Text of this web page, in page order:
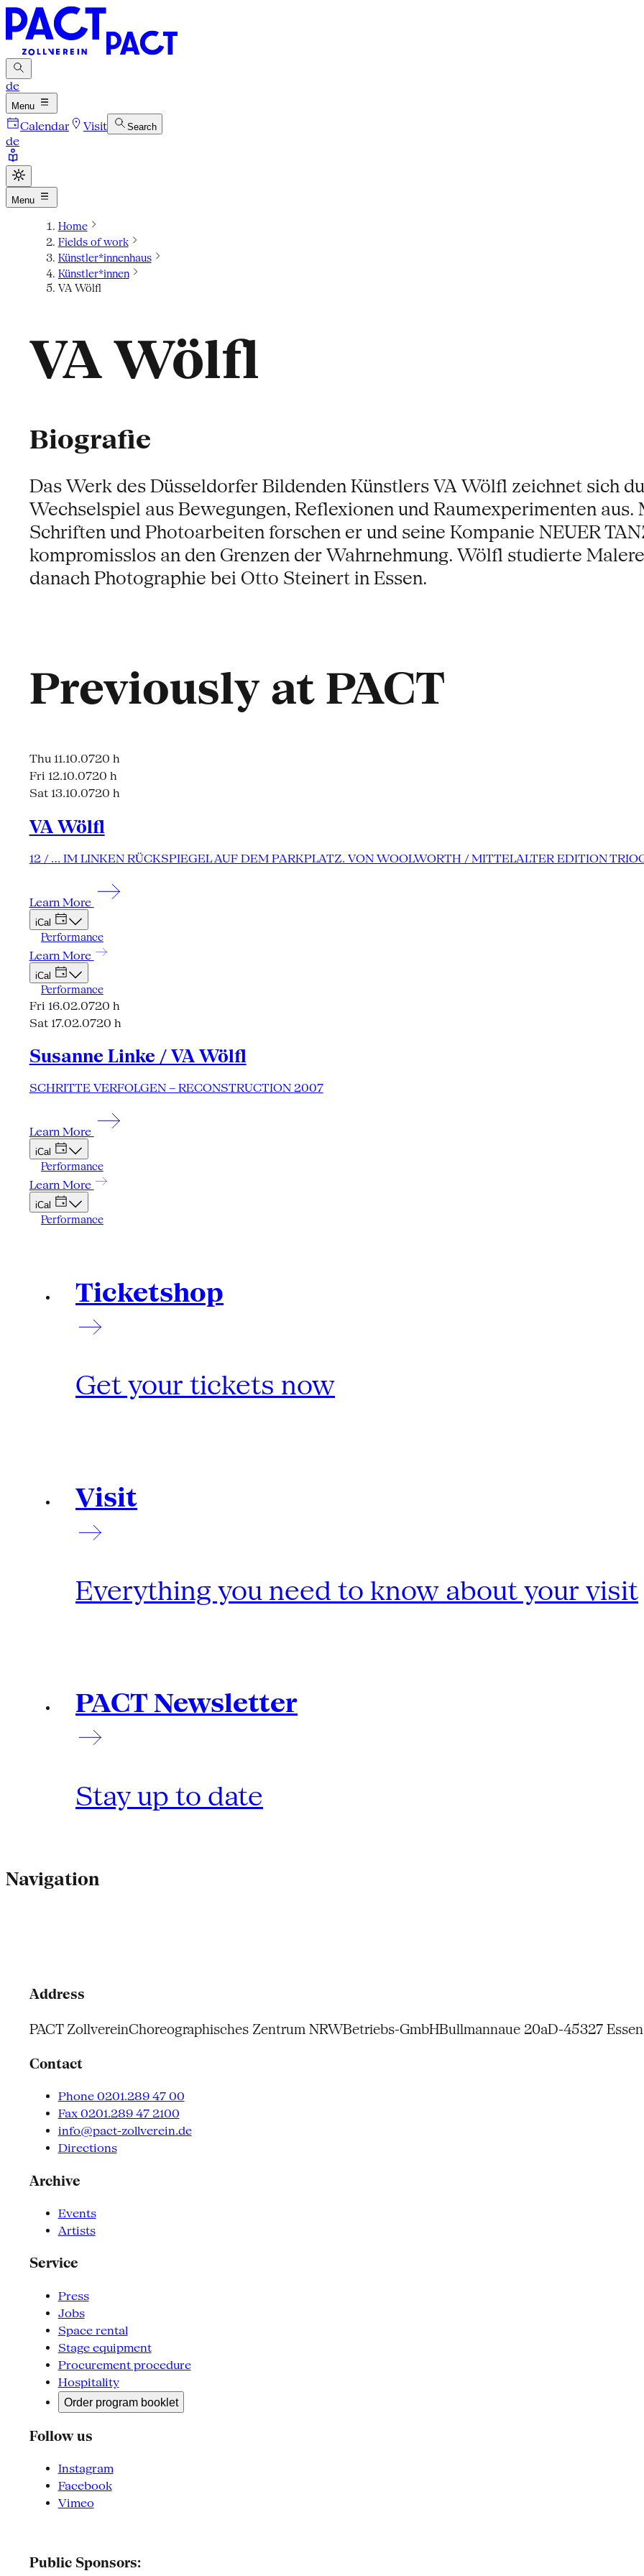
de
Menu
Calendar Visit Search
de
Menu
Home
Fields of work
Künstler*innenhaus
Künstler*innen
VA Wölfl
VA Wölfl
Biografie
Das Werk des Düsseldorfer Bildenden Künstlers VA Wölfl zeichnet sich
Wechselspiel aus Bewegungen, Reflexionen und Raumexperimenten
Schriften und Photoarbeiten forschen er und seine Kompanie NEUER
kompromisslos an den Grenzen der Wahrnehmung. Wölfl studierte
danach Photographie bei Otto Steinert in Essen.
Previously at PACT
Thu 11.10.0720 h
Fri 12.10.0720 h
Sat 13.10.0720 h
VA Wölfl
12 / … IM LINKEN RÜCKSPIEGEL AUF DEM PARKPLATZ. VON WOOLWORTH / MITTELALTER EDITION
Learn More
iCal
Performance
Learn More
iCal
Performance
Fri 16.02.0720 h
Sat 17.02.0720 h
Susanne Linke / VA Wölfl
SCHRITTE VERFOLGEN – RECONSTRUCTION 2007
Learn More
iCal
Performance
Learn More
iCal
Performance
Ticketshop
Get your tickets now
Visit
Everything you need to know about your visit
PACT Newsletter
Stay up to date
Navigation
Address
PACT ZollvereinChoreographisches Zentrum NRWBetriebs-GmbHBullmannaue 20aD-45327 Essen
Contact
Phone 0201.289 47 00
Fax 0201.289 47 2100
info@pact-zollverein.de
Directions
Archive
Events
Artists
Service
Press
Jobs
Space rental
Stage equipment
Procurement procedure
Hospitality
Order program booklet
Follow us
Instagram
Facebook
Vimeo
Public Sponsors: